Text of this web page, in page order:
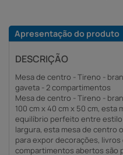
Apresentação do produto
DESCRIÇÃO
Mesa de centro - Tireno -
gaveta - 2 compartimentos
Mesa de centro - Tireno -
100 cm x 40 cm x 50 cm,
equilíbrio perfeito entre estilo
largura, esta mesa de centro
para expor decorações, livros
compartimentos abertos são